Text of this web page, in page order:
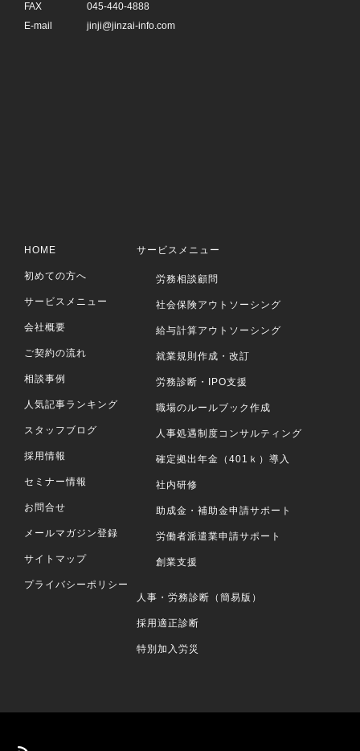
FAX
045-440-4888
E-mail
jinji@jinzai-info.com
HOME
初めての方へ
サービスメニュー
会社概要
ご契約の流れ
相談事例
人気記事ランキング
スタッフブログ
採用情報
セミナー情報
お問合せ
メールマガジン登録
サイトマップ
プライバシーポリシー
サービスメニュー
労務相談顧問
社会保険アウトソーシング
給与計算アウトソーシング
就業規則作成・改訂
労務診断・IPO支援
職場のルールブック作成
人事処遇制度コンサルティング
確定拠出年金（401ｋ）導入
社内研修
助成金・補助金申請サポート
労働者派遣業申請サポート
創業支援
人事・労務診断（簡易版）
採用適正診断
特別加入労災